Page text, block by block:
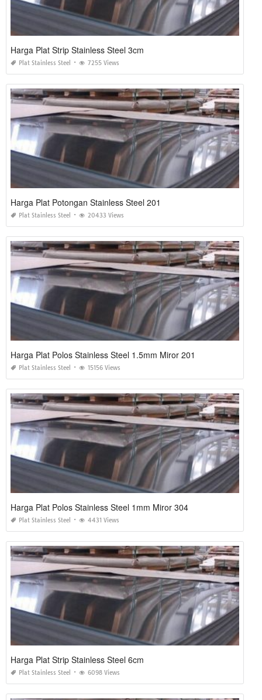
Harga Plat Strip Stainless Steel 3cm
Plat Stainless Steel 7255 Views
Harga Plat Potongan Stainless Steel 201
Plat Stainless Steel 20433 Views
Harga Plat Polos Stainless Steel 1.5mm Miror 201
Plat Stainless Steel 15156 Views
Harga Plat Polos Stainless Steel 1mm Miror 304
Plat Stainless Steel 4431 Views
Harga Plat Strip Stainless Steel 6cm
Plat Stainless Steel 6098 Views